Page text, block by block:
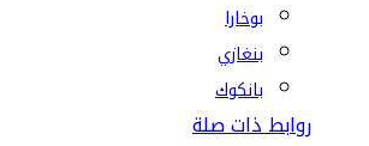
بوخارا
بنغازي
بانكوك
روابط ذات صلة